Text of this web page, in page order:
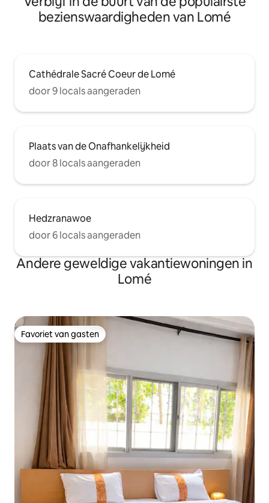
bezienswaardigheden van Lomé
Cathédrale Sacré Coeur de Lomé
door 9 locals aangeraden
Plaats van de Onafhankelijkheid
door 8 locals aangeraden
Hedzranawoe
door 6 locals aangeraden
Andere geweldige vakantiewoningen in
Lomé
Favoriet van gasten
Favoriet van gasten